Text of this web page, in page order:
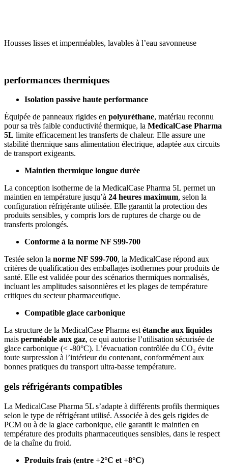
Housses lisses et imperméables, lavables à l’eau savonneuse
performances thermiques
Isolation passive haute performance
Équipée de panneaux rigides en polyuréthane, matériau reconnu
pour sa très faible conductivité thermique, la MedicalCase Pharma
5L limite efficacement les transferts de chaleur. Elle assure une
stabilité thermique sans alimentation électrique, adaptée aux circuits
de transport exigeants.
Maintien thermique longue durée
La conception isotherme de la MedicalCase Pharma 5L permet un
maintien en température jusqu’à 24 heures maximum, selon la
configuration réfrigérante utilisée. Elle garantit la protection des
produits sensibles, y compris lors de ruptures de charge ou de
transferts prolongés.
Conforme à la norme NF S99-700
Testée selon la norme NF S99-700, la MedicalCase répond aux
critères de qualification des emballages isothermes pour produits de
santé. Elle est validée pour des scénarios thermiques normalisés,
incluant les amplitudes saisonnières et les plages de température
critiques du secteur pharmaceutique.
Compatible glace carbonique
La structure de la MedicalCase Pharma est étanche aux liquides
mais perméable aux gaz, ce qui autorise l’utilisation sécurisée de
glace carbonique (< -80°C). L’évacuation contrôlée du CO₂ évite
toute surpression à l’intérieur du contenant, conformément aux
bonnes pratiques du transport ultra-basse température.
gels réfrigérants compatibles
La MedicalCase Pharma 5L s’adapte à différents profils thermiques
selon le type de réfrigérant utilisé. Associée à des gels rigides de
PCM ou à de la glace carbonique, elle garantit le maintien en
température des produits pharmaceutiques sensibles, dans le respect
de la chaîne du froid.
Produits frais (entre +2°C et +8°C)